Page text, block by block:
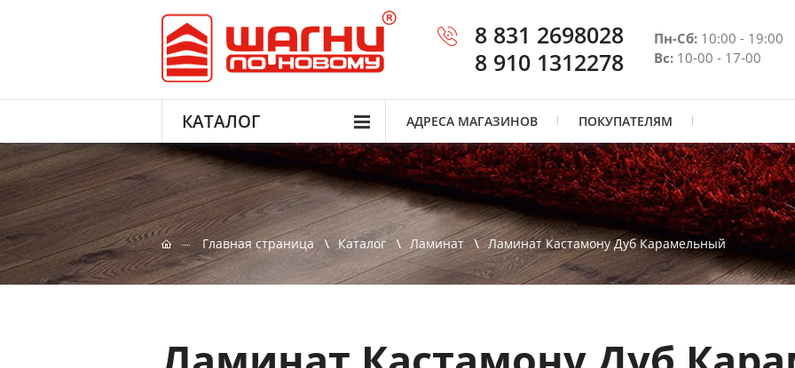
8 831 2698028
8 910 1312278
Пн-Сб: 10:00 - 19:00
Вс: 10-00 - 17-00
КАТАЛОГ АДРЕСА МАГАЗИНОВ ПОКУПАТЕЛЯМ
Главная страница Каталог Ламинат Ламинат Кастамону Дуб Карамельный